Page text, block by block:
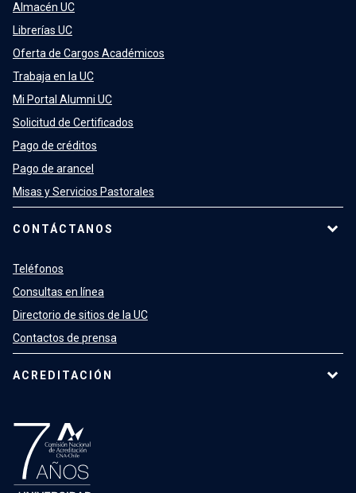
Almacén UC
Librerías UC
Oferta de Cargos Académicos
Trabaja en la UC
Mi Portal Alumni UC
Solicitud de Certificados
Pago de créditos
Pago de arancel
Misas y Servicios Pastorales
CONTÁCTANOS
Teléfonos
Consultas en línea
Directorio de sitios de la UC
Contactos de prensa
ACREDITACIÓN